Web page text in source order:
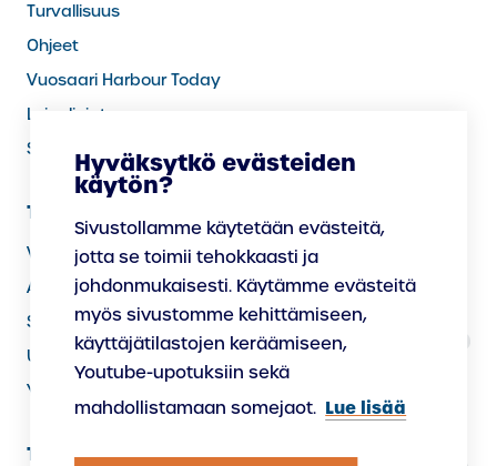
Turvallisuus
Ohjeet
Vuosaari Harbour Today
Laivalinjat
Sää satamassa
Tietoa meistä
Vastuullisuus
Avoimet työpaikat
Satamassa palvelevat yritykset
Uudistamme satamaa
Yhteystiedot
Tietosuoja
Hyväksytkö evästeiden
käytön?
Sivustollamme käytetään evästeitä,
jotta se toimii tehokkaasti ja
johdonmukaisesti. Käytämme evästeitä
myös sivustomme kehittämiseen,
käyttäjätilastojen keräämiseen,
Youtube-upotuksiin sekä
mahdollistamaan somejaot. Lue lisää